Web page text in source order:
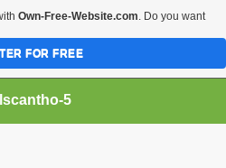
5
Own-Free-Website.com. Do you want
FOR FREE